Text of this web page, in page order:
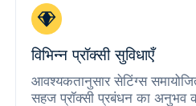
विभिन्न प्रॉक्सी सुविधाएँ
आवश्यकतानुसार सेटिंग्स
सहज प्रॉक्सी प्रबंधन का अनुभव